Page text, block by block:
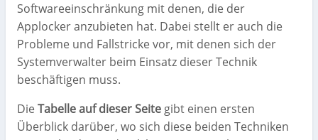
Softwareeinschränkung mit denen, die der
Applocker anzubieten hat. Dabei stellt er auch die
Probleme und Fallstricke vor, mit denen sich der
Systemverwalter beim Einsatz dieser Technik
beschäftigen muss.
Die Tabelle auf dieser Seite gibt einen ersten
Überblick darüber, wo sich diese beiden Techniken